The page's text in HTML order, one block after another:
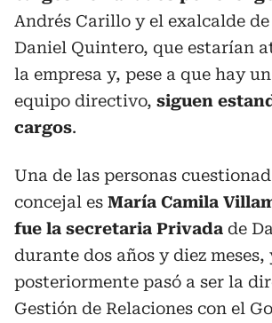
Andrés Carillo y el exalcalde
Daniel Quintero, que estarían
la empresa y, pese a que hay
equipo directivo, siguen
cargos.
Una de las personas
concejal es María Camila
fue la secretaria Privada de
durante dos años y diez meses,
posteriormente pasó a ser la
Gestión de Relaciones con el